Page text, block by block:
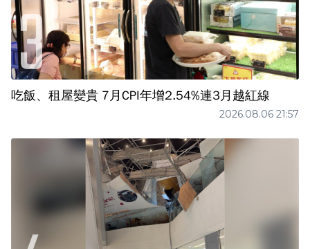
吃飯、租屋變貴 7月CPI年增2.54%連3月越紅線
2026.08.06 21:57